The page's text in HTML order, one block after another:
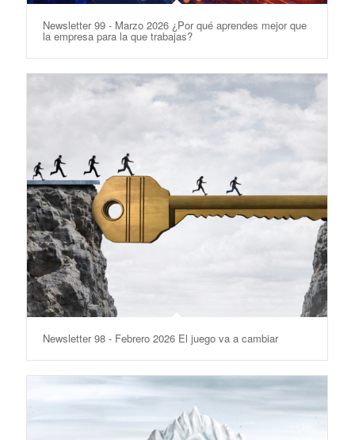
Newsletter 99 - Marzo 2026 ¿Por qué aprendes mejor que
la empresa para la que trabajas?
Newsletter 98 - Febrero 2026 El juego va a cambiar